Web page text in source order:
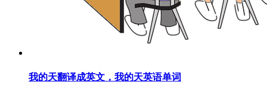
我的天翻译成英文，我的天英语单词